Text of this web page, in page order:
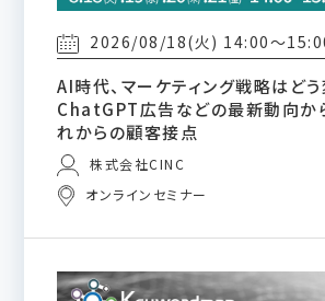
2026/08/18(火) 14:00～
AI時代、マーケティング戦略はどう
ChatGPT広告などの最新動向か
れからの顧客接点
株式会社CINC
オンラインセミナー